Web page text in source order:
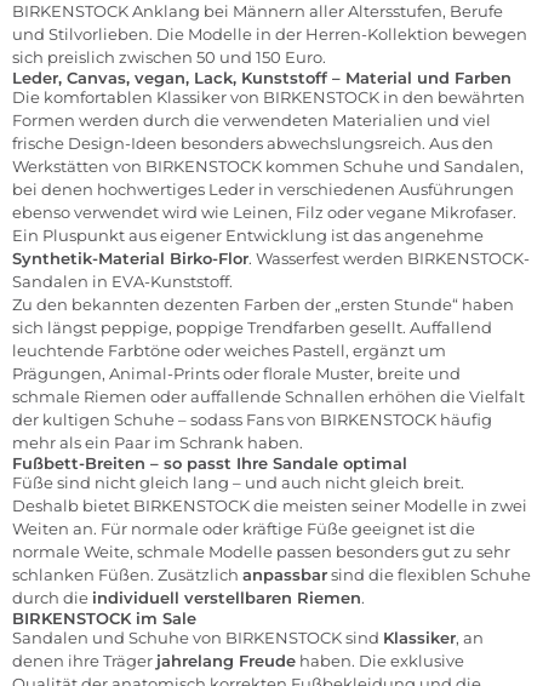
BIRKENSTOCK Anklang bei Männern aller Altersstufen, Berufe
und Stilvorlieben. Die Modelle in der Herren-Kollektion bewegen
sich preislich zwischen 50 und 150 Euro.
Leder, Canvas, vegan, Lack, Kunststoff – Material und Farben
Die komfortablen Klassiker von BIRKENSTOCK in den bewährten
Formen werden durch die verwendeten Materialien und viel
frische Design-Ideen besonders abwechslungsreich. Aus den
Werkstätten von BIRKENSTOCK kommen Schuhe und Sandalen,
bei denen hochwertiges Leder in verschiedenen Ausführungen
ebenso verwendet wird wie Leinen, Filz oder vegane Mikrofaser.
Ein Pluspunkt aus eigener Entwicklung ist das angenehme
Synthetik-Material Birko-Flor. Wasserfest werden BIRKENSTOCK-
Sandalen in EVA-Kunststoff.
Zu den bekannten dezenten Farben der „ersten Stunde“ haben
sich längst peppige, poppige Trendfarben gesellt. Auffallend
leuchtende Farbtöne oder weiches Pastell, ergänzt um
Prägungen, Animal-Prints oder florale Muster, breite und
schmale Riemen oder auffallende Schnallen erhöhen die Vielfalt
der kultigen Schuhe – sodass Fans von BIRKENSTOCK häufig
mehr als ein Paar im Schrank haben.
Fußbett-Breiten – so passt Ihre Sandale optimal
Füße sind nicht gleich lang – und auch nicht gleich breit.
Deshalb bietet BIRKENSTOCK die meisten seiner Modelle in zwei
Weiten an. Für normale oder kräftige Füße geeignet ist die
normale Weite, schmale Modelle passen besonders gut zu sehr
schlanken Füßen. Zusätzlich anpassbarsind die flexiblen Schuhe
durch die individuell verstellbaren Riemen.
BIRKENSTOCK im Sale
Sandalen und Schuhe von BIRKENSTOCK sind Klassiker, an
denen ihre Träger jahrelang Freude haben. Die exklusive